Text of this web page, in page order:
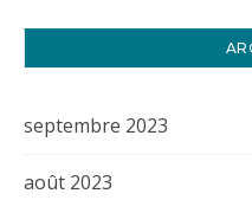
septembre 2023
août 2023